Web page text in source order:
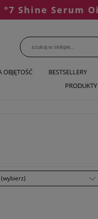
Serum Oil Mist
OBJĘTOŚĆ BESTSELLERY
PRODUKTY